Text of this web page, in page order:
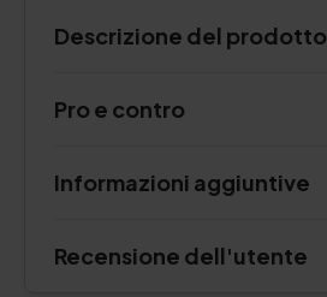
Descrizione del prodotto
Pro e contro
Informazioni aggiuntive
Recensione dell'utente